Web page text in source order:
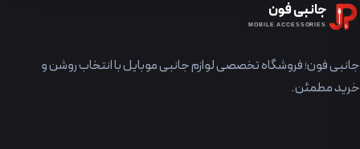
جانبی فون
MOBILE ACCESSORIES
جانبی فون؛ فروشگاه تخصصی لوازم جانبی موبایل با انتخاب روشن و
خرید مطمئن.